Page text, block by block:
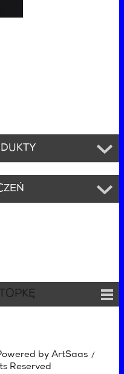
by ArtSaas/
Reserved